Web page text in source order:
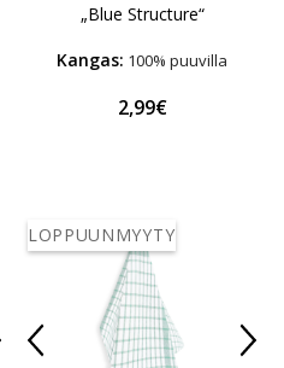
„Blue Structure“
Kangas: 100% puuvilla
2,99€
LOPPUUNMYYTY